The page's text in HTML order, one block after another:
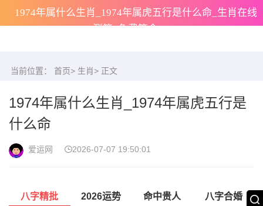
1974年属什么生肖_1974年属虎五行是什么命_生肖在线
测算_免费算命
当前位置： 首页> 生肖> 正文
1974年属什么生肖_1974年属虎五行是
什么命
爱运网 2026-07-07 19:50:01
八字精批 2026运势 命中贵人 八字合婚